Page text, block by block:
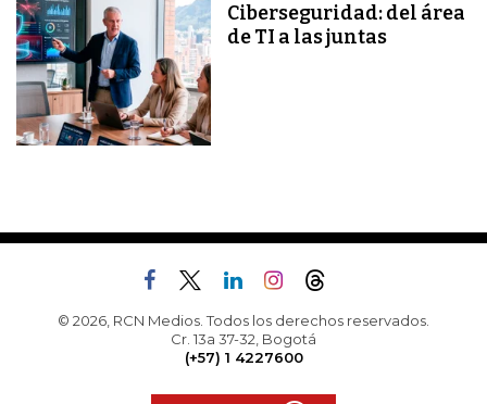
Ciberseguridad: del área
de TI a las juntas
© 2026, RCN Medios. Todos los derechos reservados.
Cr. 13a 37-32, Bogotá
(+57) 1 4227600